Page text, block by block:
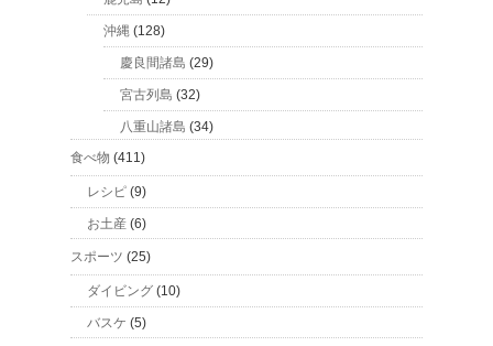
沖縄 (128)
慶良間諸島 (29)
宮古列島 (32)
八重山諸島 (34)
食べ物 (411)
レシピ (9)
お土産 (6)
スポーツ (25)
ダイビング (10)
バスケ (5)